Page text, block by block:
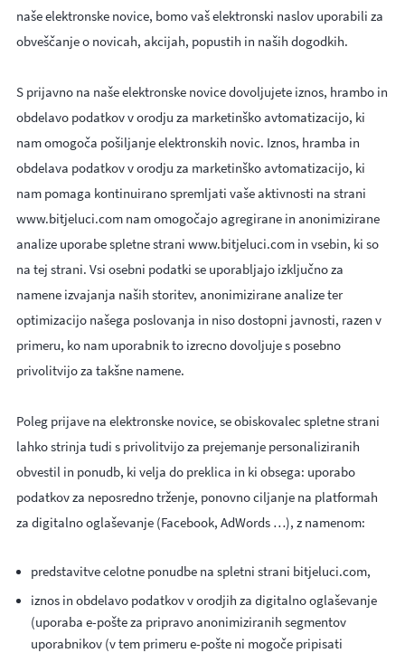
naše elektronske novice, bomo vaš elektronski naslov uporabili za
obveščanje o novicah, akcijah, popustih in naših dogodkih.
S prijavno na naše elektronske novice dovoljujete iznos, hrambo in
obdelavo podatkov v orodju za marketinško avtomatizacijo, ki
nam omogoča pošiljanje elektronskih novic. Iznos, hramba in
obdelava podatkov v orodju za marketinško avtomatizacijo, ki
nam pomaga kontinuirano spremljati vaše aktivnosti na strani
www.bitjeluci.com nam omogočajo agregirane in anonimizirane
analize uporabe spletne strani www.bitjeluci.com in vsebin, ki so
na tej strani. Vsi osebni podatki se uporabljajo izključno za
namene izvajanja naših storitev, anonimizirane analize ter
optimizacijo našega poslovanja in niso dostopni javnosti, razen v
primeru, ko nam uporabnik to izrecno dovoljuje s posebno
privolitvijo za takšne namene.
Poleg prijave na elektronske novice, se obiskovalec spletne strani
lahko strinja tudi s privolitvijo za prejemanje personaliziranih
obvestil in ponudb, ki velja do preklica in ki obsega: uporabo
podatkov za neposredno trženje, ponovno ciljanje na platformah
za digitalno oglaševanje (Facebook, AdWords …), z namenom:
predstavitve celotne ponudbe na spletni strani bitjeluci.com,
iznos in obdelavo podatkov v orodjih za digitalno oglaševanje
(uporaba e-pošte za pripravo anonimiziranih segmentov
uporabnikov (v tem primeru e-pošte ni mogoče pripisati